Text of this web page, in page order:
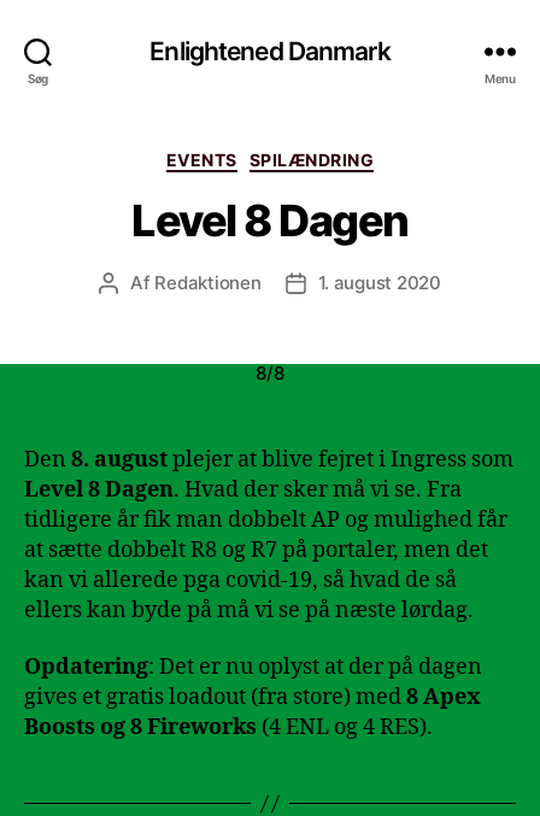
Søg
Enlightened Danmark
Menu
Kategorier
EVENTS SPILÆNDRING
Level 8 Dagen
Indlægsforfatter
Af Redaktionen Indlægsdato
1. august 2020
8/8
Den 8. augustplejer at blive fejret i Ingress som
Level 8 Dagen. Hvad der sker må vi se. Fra
tidligere år fik man dobbelt AP og mulighed får
at sætte dobbelt R8 og R7 på portaler, men det
kan vi allerede pga covid-19, så hvad de så
ellers kan byde på må vi se på næste lørdag.
Opdatering: Det er nu oplyst at der på dagen
gives et gratis loadout (fra store) med8 Apex
Boosts og 8 Fireworks (4 ENL og 4 RES).